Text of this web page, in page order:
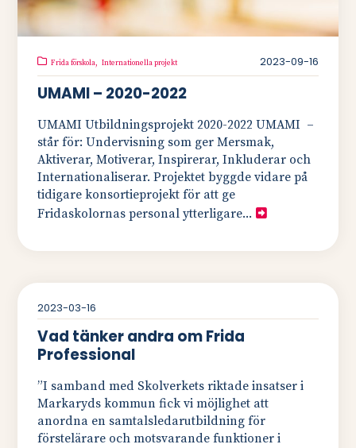
Frida förskola, Internationella projekt 2023-09-16
UMAMI – 2020-2022
UMAMI Utbildningsprojekt 2020-2022 UMAMI –
står för: Undervisning som ger Mersmak,
Aktiverar, Motiverar, Inspirerar, Inkluderar och
Internationaliserar. Projektet byggde vidare på
tidigare konsortieprojekt för att ge
Fridaskolornas personal ytterligare...
2023-03-16
Vad tänker andra om Frida
Professional
”I samband med Skolverkets riktade insatser i
Markaryds kommun fick vi möjlighet att
anordna en samtalsledarutbildning för
förstelärare och motsvarande funktioner i